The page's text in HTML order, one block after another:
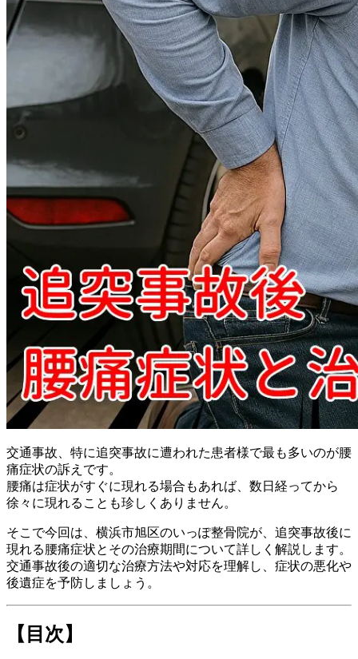
肩こり
四十肩・五十肩
ストレートネック
頭痛
顎関節症
眼精疲労
偏頭痛（片頭痛）
症状別メニュー【スポーツ障害】
スポーツ障害
シンスプリント
交通事故、特に追突事故に遭われた患者様で最も多いのが腰
痛症状の訴えです。
腰痛は症状がすぐに現れる場合もあれば、数日経ってから
徐々に現れることも珍しくありません。
そこで今回は、横浜市旭区のいっぽ整骨院が、追突事故後に
現れる腰痛症状とその治療期間について詳しく解説します。
交通事故後の適切な治療方法や対応を理解し、症状の悪化や
後遺症を予防しましょう。
【目次】